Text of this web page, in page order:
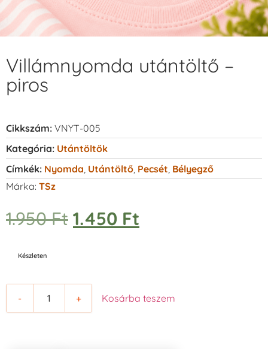
Villámnyomda utántöltő –
piros
Cikkszám: VNYT-005
Kategória: Utántöltők
Címkék: Nyomda Utántöltő Pecsét Bélyegző
Márka: TSz
1.950Ft 1.450 Ft
Készleten
- + Kosárba teszem